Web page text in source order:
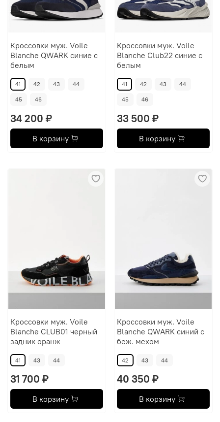
Кроссовки муж. Voile
Blanche QWARK синие с
белым
41 42 43 44
45 46
34 200 ₽
В корзину
Кроссовки муж. Voile
Blanche Club22 синие с
белым
41 42 43 44
45 46
33 500 ₽
В корзину
Кроссовки муж. Voile
Blanche CLUB01 черный
задник оранж
41 43 44
31 700 ₽
В корзину
Кроссовки муж. Voile
Blanche QWARK cиний с
беж. мехом
42 43 44
40 350 ₽
В корзину